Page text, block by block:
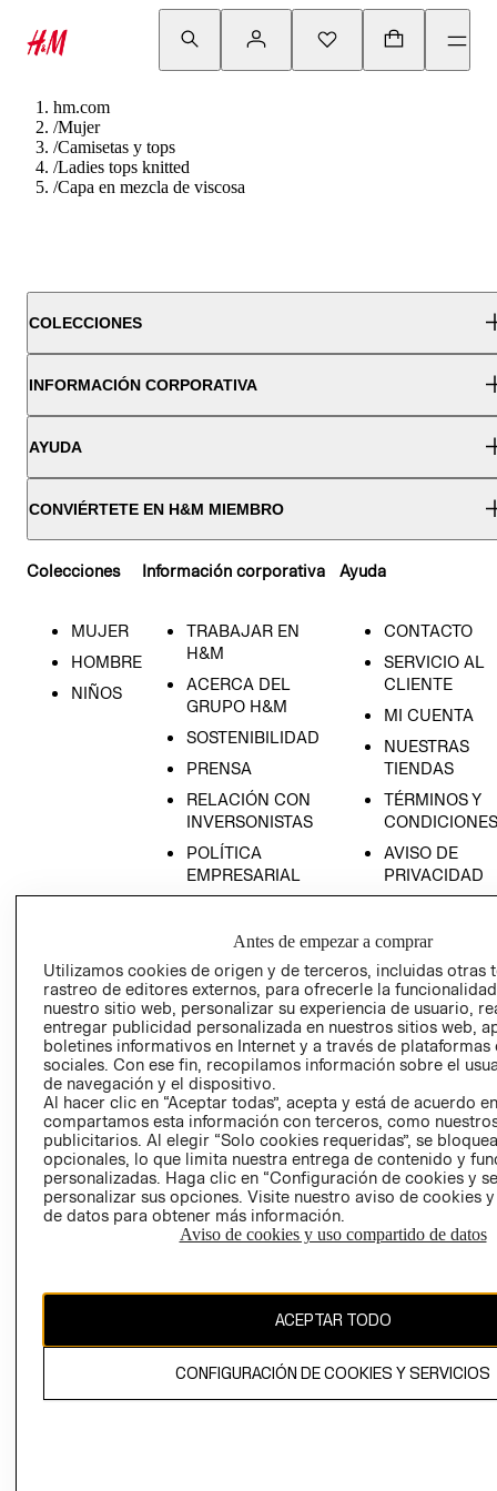
hm.com
/Mujer
/Camisetas y tops
/Ladies tops knitted
/Capa en mezcla de viscosa
COLECCIONES
INFORMACIÓN CORPORATIVA
AYUDA
CONVIÉRTETE EN H&M MIEMBRO
Colecciones
MUJER
HOMBRE
NIÑOS
Información corporativa
TRABAJAR EN
H&M
ACERCA DEL
GRUPO H&M
SOSTENIBILIDAD
PRENSA
RELACIÓN CON
INVERSONISTAS
POLÍTICA
EMPRESARIAL
Ayuda
CONTACTO
SERVICIO AL
CLIENTE
MI CUENTA
NUESTRAS
TIENDAS
TÉRMINOS Y
CONDICIONES
AVISO DE
PRIVACIDAD
AVISO DE
LIBRO DE
Ecuador ($)
CAMBIAR REGIÓN
propiedad de H&M Hennes & Mauritz AB.
Antes de empezar a comprar
Utilizamos cookies de origen y de terceros, incluidas otras
rastreo de editores externos, para ofrecerle la
nuestro sitio web, personalizar su experiencia de usuario,
entregar publicidad personalizada en nuestros sitios web,
boletines informativos en Internet y a través de plataformas
sociales. Con ese fin, recopilamos información sobre el
de navegación y el dispositivo.
Al hacer clic en “Aceptar todas”, acepta y está de acuerdo
compartamos esta información con terceros, como
publicitarios. Al elegir “Solo cookies requeridas”, se
opcionales, lo que limita nuestra entrega de contenido y
personalizadas. Haga clic en “Configuración de cookies y
personalizar sus opciones. Visite nuestro aviso de cookies
de datos para obtener más información.
Aviso de cookies y uso compartido de datos
ACEPTAR TODO
CONFIGURACIÓN DE COOKIES Y SERVICIOS